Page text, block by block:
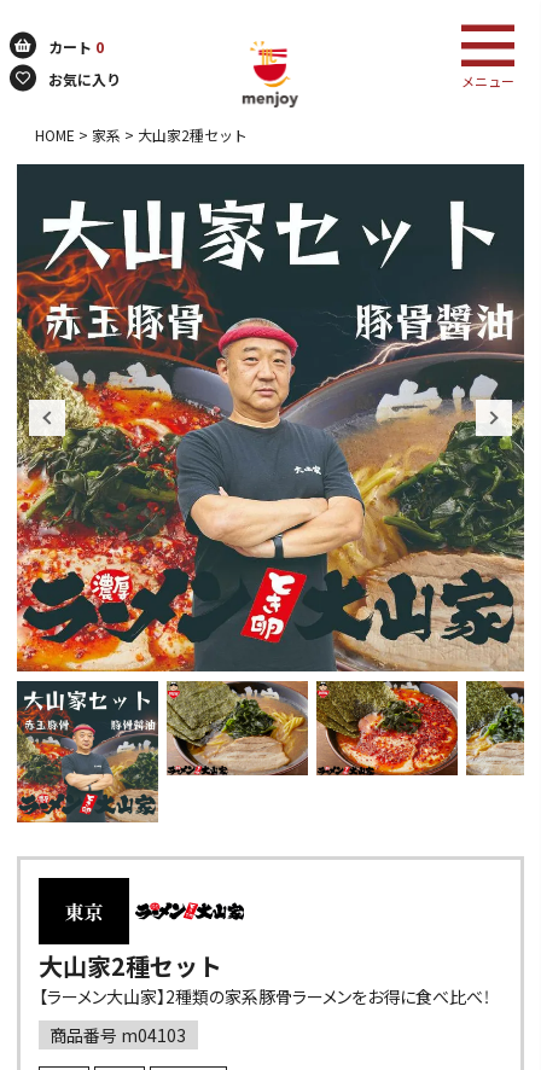
カート 0
お気に入り
メニュー
HOME 家系 大山家2種セット
大山家2種セット
【ラーメン大山家】2種類の家系豚骨ラーメンをお得に食べ比べ！
商品番号 m04103
検索